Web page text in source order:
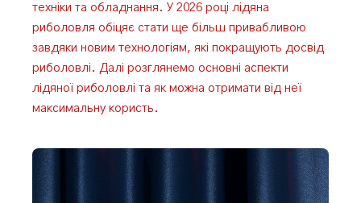
техніки та обладнання. У 2026 році лідяна
риболовля обіцяє стати ще більш привабливою
завдяки новим технологіям, які покращують досвід
риболовлі. Далі розглянемо основні аспекти
лідяної риболовлі та як можна отримати від неї
максимальну користь.